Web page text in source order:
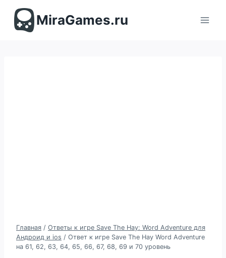
содержимомуMiraGames.ru
Главная / Ответы к игре Save The Hay: Word Adventure для
Андроид и ios / Ответ к игре Save The Hay Word Adventure
на 61, 62, 63, 64, 65, 66, 67, 68, 69 и 70 уровень